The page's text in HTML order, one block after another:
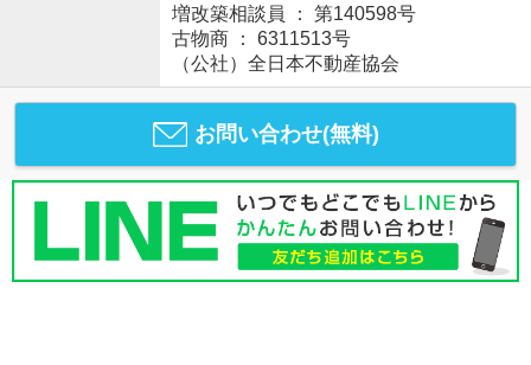
増改築相談員 ： 第140598号
古物商 ： 6311513号
（公社）全日本不動産協会
お問い合わせ(無料)